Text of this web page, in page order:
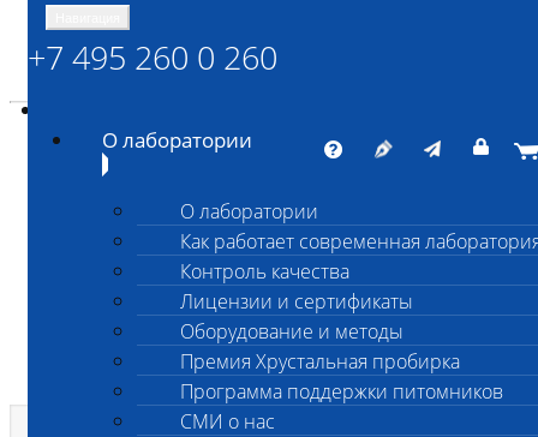
ШАНС БИО
Независимая ветеринарная лаборатория
+7 495 260 0 260
О лаборатории
О лаборатории
Как работает современная
Контроль качества
Лицензии и сертификаты
Оборудование и методы
Премия Хрустальная пробирка
Программа поддержки питомников
СМИ о нас